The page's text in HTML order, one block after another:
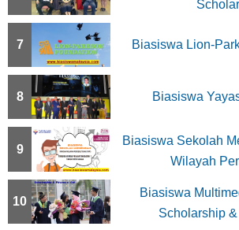
7 Biasiswa Lion-
8 Biasiswa
9
Biasiswa Sekolah
Wilayah
10
Biasiswa
Scholarship